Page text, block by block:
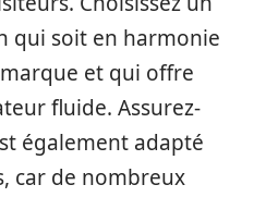
qui soit en harmonie
et qui offre
fluide. Assurez-
également adapté
car de nombreux